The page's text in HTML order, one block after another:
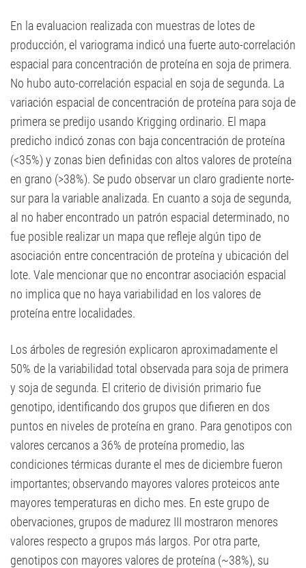
En la evaluacion realizada con muestras de lotes de
producción, el variograma indicó una fuerte auto-correlación
espacial para concentración de proteína en soja de primera.
No hubo auto-correlación espacial en soja de segunda. La
variación espacial de concentración de proteína para soja de
primera se predijo usando Krigging ordinario. El mapa
predicho indicó zonas con baja concentración de proteína
(<35%) y zonas bien definidas con altos valores de proteína
en grano (>38%). Se pudo observar un claro gradiente norte-
sur para la variable analizada. En cuanto a soja de segunda,
al no haber encontrado un patrón espacial determinado, no
fue posible realizar un mapa que refleje algún tipo de
asociación entre concentración de proteína y ubicación del
lote. Vale mencionar que no encontrar asociación espacial
no implica que no haya variabilidad en los valores de
proteína entre localidades.
Los árboles de regresión explicaron aproximadamente el
50% de la variabilidad total observada para soja de primera
y soja de segunda. El criterio de división primario fue
genotipo, identificando dos grupos que difieren en dos
puntos en niveles de proteína en grano. Para genotipos con
valores cercanos a 36% de proteína promedio, las
condiciones térmicas durante el mes de diciembre fueron
importantes; observando mayores valores proteicos ante
mayores temperaturas en dicho mes. En este grupo de
obervaciones, grupos de madurez III mostraron menores
valores respecto a grupos más largos. Por otra parte,
genotipos con mayores valores de proteína (~38%), su